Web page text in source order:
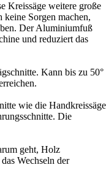
Kreissäge weitere große
Sorgen machen,
Der Aluminiumfuß
und reduziert das
Kann bis zu 50°
wie die Handkreissäge
Die
geht, Holz
Wechseln der